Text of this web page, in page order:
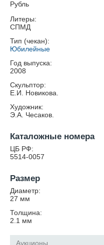
Рубль
Литеры:
СПМД
Тип (чекан):
Юбилейные
Год выпуска:
2008
Скульптор:
Е.И. Новикова.
Художник:
Э.A. Чесаков.
Каталожные номера
ЦБ РФ:
5514-0057
Размер
Диаметр:
27 мм
Толщина:
2.1 мм
Аукционы